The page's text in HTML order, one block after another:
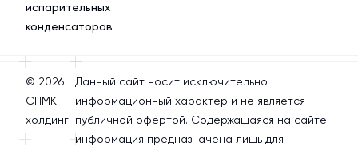
испарительных
конденсаторов
© 2026
СПМК
холдинг
Данный сайт носит исключительно
информационный характер и не является
публичной офертой. Содержащаяся на сайте
информация предназначена лишь для